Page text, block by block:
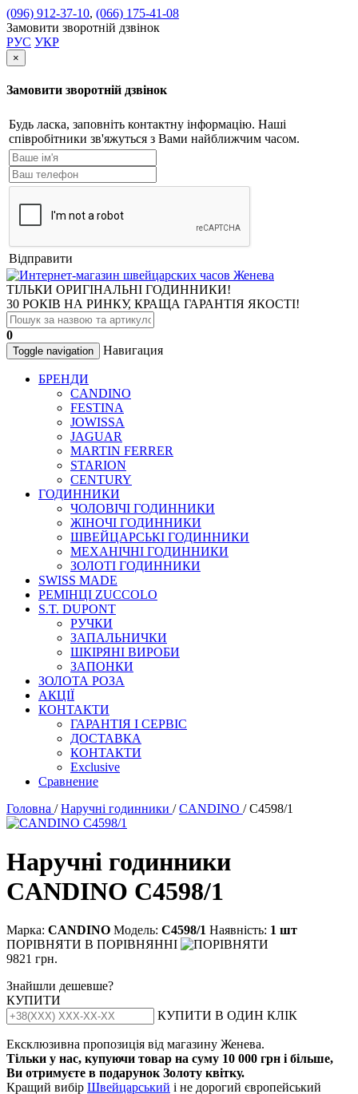
(096) 912-37-10, (066) 175-41-08
Замовити зворотній дзвінок
РУС УКР
×
Замовити зворотній дзвінок
Будь ласка, заповніть контактну інформацію. Наші
співробітники зв'яжуться з Вами найближчим часом.
Відправити
ТІЛЬКИ ОРИГІНАЛЬНІ ГОДИННИКИ!
30 РОКІВ НА РИНКУ, КРАЩА ГАРАНТІЯ ЯКОСТІ!
0
Toggle navigation Навигация
БРЕНДИ
CANDINO
FESTINA
JOWISSA
JAGUAR
MARTIN FERRER
STARION
CENTURY
ГОДИННИКИ
ЧОЛОВІЧІ ГОДИННИКИ
ЖІНОЧІ ГОДИННИКИ
ШВЕЙЦАРСЬКІ ГОДИННИКИ
МЕХАНІЧНІ ГОДИННИКИ
ЗОЛОТІ ГОДИННИКИ
SWISS MADE
РЕМІНЦІ ZUCCOLO
S.T. DUPONT
РУЧКИ
ЗАПАЛЬНИЧКИ
ШКІРЯНІ ВИРОБИ
ЗАПОНКИ
ЗОЛОТА РОЗА
АКЦІЇ
КОНТАКТИ
ГАРАНТІЯ І СЕРВІС
ДОСТАВКА
КОНТАКТИ
Exclusive
Сравнение
Головна /Наручні годинники /CANDINO / C4598/1
Наручні годинники
CANDINO C4598/1
Марка: CANDINO Модель: С4598/1 Наявність: 1 шт
ПОРІВНЯТИ В ПОРІВНЯННІ
9821 грн.
Знайшли дешевше?
КУПИТИ
КУПИТИ В ОДИН КЛІК
Ексклюзивна пропозиція від магазину Женева.
Тільки у нас, купуючи товар на суму 10 000 грн і більше,
Ви отримуєте в подарунок Золоту квітку.
Кращий вибір Швейцарський і не дорогий європейський